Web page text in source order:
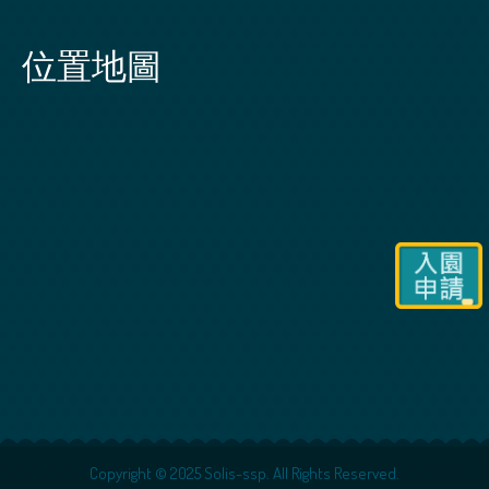
位置地圖
Copyright © 2025 Solis-ssp. All Rights Reserved.